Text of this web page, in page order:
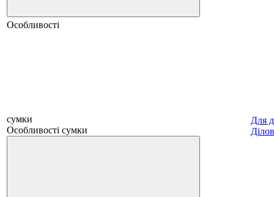
Особливості
сумки
Особливості сумки
Для